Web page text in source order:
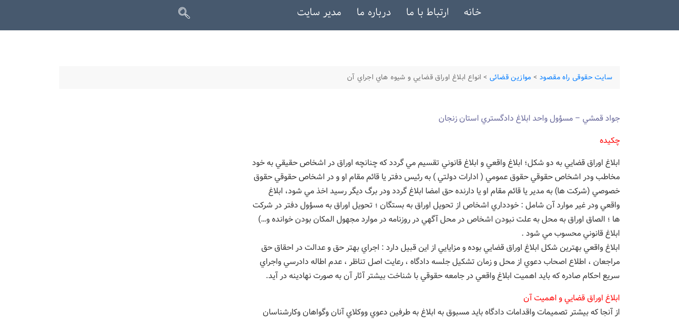
خانه ارتباط با ما درباره ما مدیر سایت
سایت حقوقی راه مقصود > موازین قضائی > انواع ابلاغ اوراق قضايي و شيوه هاي اجراي آن
جواد قمشي – مسؤول واحد ابلاغ دادگستري استان زنجان
چكيده
ابلاغ اوراق قضايي به دو شكل؛ ابلاغ واقعي و ابلاغ قانوني تقسيم مي گردد كه چنانچه اوراق در اشخاص حقيقي به خود
مخاطب ودر اشخاص حقوقي حقوق عمومي ( ادارات دولتي ) به رئيس دفتر يا قائم مقام او و در اشخاص حقوقي حقوق
خصوصي (شركت ها) به مدير يا قائم مقام او يا دارنده حق امضا ابلاغ گردد ودر برگ ديگر رسيد اخذ مي شود، ابلاغ
واقعي ودر غير موارد آن شامل : خودداري اشخاص از تحويل اوراق به بستگان ؛ تحويل اوراق به مسؤول دفتر در شركت
ها ؛ الصاق اوراق به محل به علت نبودن اشخاص در محل آگهي در روزنامه در موارد مجهول المكان بودن خوانده و…)
ابلاغ قانوني محسوب مي شود .
ابلاغ واقعي بهترين شكل ابلاغ اوراق قضايي بوده و مزايايي از اين قبيل دارد : اجراي بهتر حق و عدالت در احقاق حق
مراجعان ، اطلاع اصحاب دعوي از محل و زمان تشكيل جلسه دادگاه ، رعايت اصل تناظر ، عدم اطاله دادرسي واجراي
سريع احكام صادره كه بايد اهميت ابلاغ واقعي در جامعه حقوقي با شناخت بيشتر آثار آن به صورت نهادينه در آيد.
ابلاغ اوراق قضايي و اهميت آن
از آنجا كه بيشتر تصميمات واقدامات دادگاه بايد مسبوق به ابلاغ به طرفين دعوي ووكلاي آنان وگواهان وكارشناسان